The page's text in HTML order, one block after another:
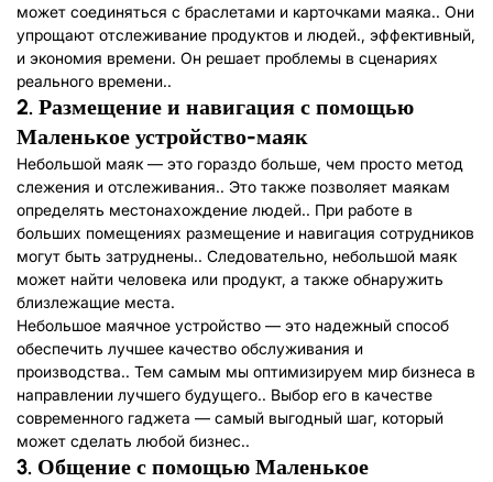
может соединяться с браслетами и карточками маяка.. Они
упрощают отслеживание продуктов и людей., эффективный,
и экономия времени. Он решает проблемы в сценариях
реального времени..
2. Размещение и навигация с помощью
Маленькое устройство-маяк
Небольшой маяк — это гораздо больше, чем просто метод
слежения и отслеживания.. Это также позволяет маякам
определять местонахождение людей.. При работе в
больших помещениях размещение и навигация сотрудников
могут быть затруднены.. Следовательно, небольшой маяк
может найти человека или продукт, а также обнаружить
близлежащие места.
Небольшое маячное устройство — это надежный способ
обеспечить лучшее качество обслуживания и
производства.. Тем самым мы оптимизируем мир бизнеса в
направлении лучшего будущего.. Выбор его в качестве
современного гаджета — самый выгодный шаг, который
может сделать любой бизнес..
3. Общение с помощью Маленькое